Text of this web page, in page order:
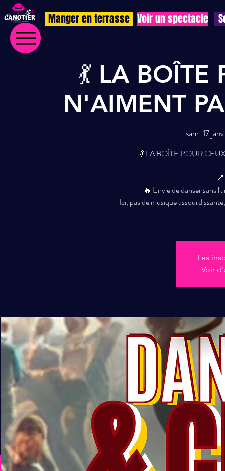
Manger en terrasse Voir un spectacle
💃 LA
N'AIMENT
sam. 17
💃 LA BOÎTE POUR
🔥 Envie de danser sans
Ici, pas de musique
Les
Voir